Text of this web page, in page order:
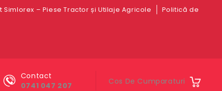
Simlorex – Piese Tractor și Utilaje Agricole Politică de
Cos De Cumparaturi
Contact
0741 047 207